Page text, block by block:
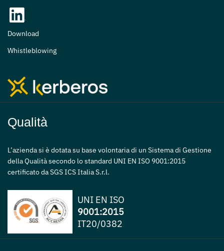
Download
Whistleblowing
Qualità
L’azienda si è dotata su base volontaria di un Sistema di Gestione
della Qualità secondo lo standard UNI EN ISO 9001:2015
certificato da SGS ICS Italia S.r.l.
UNI EN ISO
9001:2015
IT20/0382